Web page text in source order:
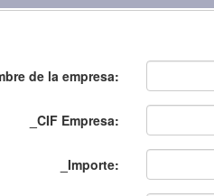
de la empresa:
_CIF Empresa:
_Importe: